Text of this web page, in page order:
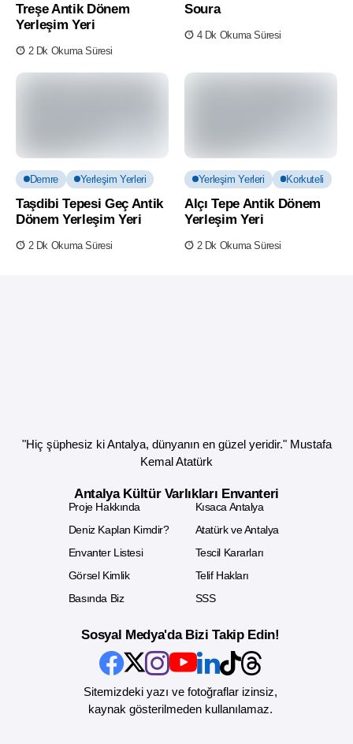
Treşe Antik Dönem
Yerleşim Yeri
2 Dk Okuma Süresi
Soura
4 Dk Okuma Süresi
Demre Yerleşim Yerleri
Taşdibi Tepesi Geç Antik
Dönem Yerleşim Yeri
2 Dk Okuma Süresi
Yerleşim Yerleri Korkuteli
Alçı Tepe Antik Dönem
Yerleşim Yeri
2 Dk Okuma Süresi
"Hiç şüphesiz ki Antalya, dünyanın en güzel yeridir." Mustafa
Kemal Atatürk
Antalya Kültür Varlıkları Envanteri
Proje Hakkında
Kısaca Antalya
Deniz Kaplan Kimdir?
Atatürk ve Antalya
Envanter Listesi
Tescil Kararları
Görsel Kimlik
Telif Hakları
Basında Biz
SSS
Sosyal Medya'da Bizi Takip Edin!
Sitemizdeki yazı ve fotoğraflar izinsiz,
kaynak gösterilmeden kullanılamaz.